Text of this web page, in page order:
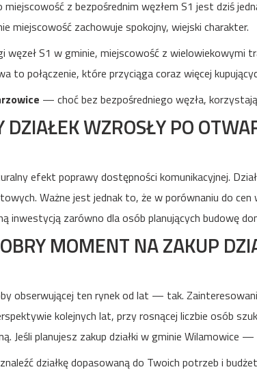
z bezpośrednim węzłem S1 jest dziś
miejscowość zachowuje spokojny, wiejski charakter.
S1 w gminie, miejscowość z wielowiekowymi
to połączenie, które przyciąga coraz więcej
— choć bez bezpośredniego węzła,
DZIAŁEK WZROSŁY PO
efekt poprawy dostępności komunikacyjnej.
Ważne jest jednak to, że w porównaniu do
inwestycją zarówno dla osób planujących budowę
MOMENT NA ZAKUP
obserwującej ten rynek od lat — tak.
kolejnych lat, przy rosnącej liczbie osób
Jeśli planujesz zakup działki w gminie Wilamowice
działkę dopasowaną do Twoich potrzeb i